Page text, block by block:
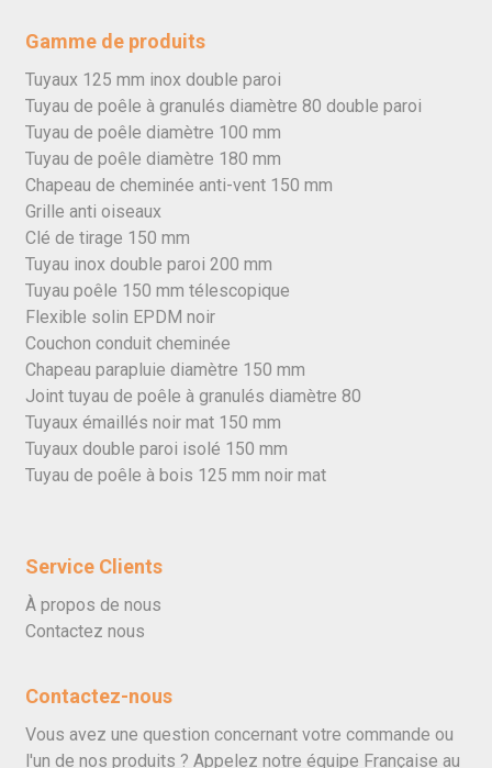
Gamme de produits
Tuyaux 125 mm inox double paroi
Tuyau de poêle à granulés diamètre 80 double paroi
Tuyau de poêle diamètre 100 mm
Tuyau de poêle diamètre 180 mm
Chapeau de cheminée anti-vent 150 mm
Grille anti oiseaux
Clé de tirage 150 mm
Tuyau inox double paroi 200 mm
Tuyau poêle 150 mm télescopique
Flexible solin EPDM noir
Couchon conduit cheminée
Chapeau parapluie diamètre 150 mm
Joint tuyau de poêle à granulés diamètre 80
Tuyaux émaillés noir mat 150 mm
Tuyaux double paroi isolé 150 mm
Tuyau de poêle à bois 125 mm noir mat
Service Clients
À propos de nous
Contactez nous
Contactez-nous
Vous avez une question concernant votre commande ou
l'un de nos produits ? Appelez notre équipe Française au